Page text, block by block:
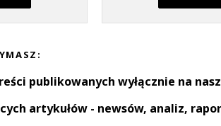
publikowanych wyłącznie na
artykułów - newsów, analiz,